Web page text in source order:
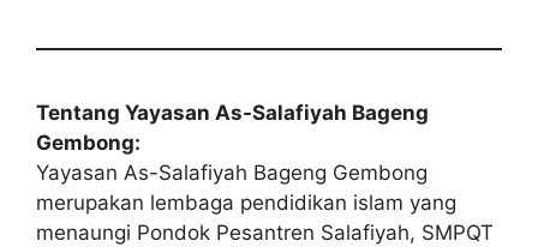
Tentang Yayasan As-Salafiyah Bageng
Gembong:
Yayasan As-Salafiyah Bageng Gembong
merupakan lembaga pendidikan islam yang
menaungi Pondok Pesantren Salafiyah, SMPQT